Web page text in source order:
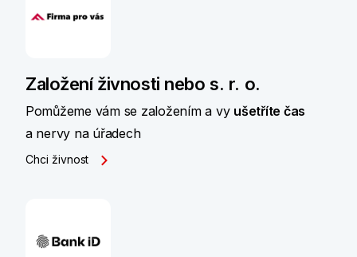
Založení živnosti nebo s. r. o.
Pomůžeme vám se založením a vy ušetříte čas
a nervy na úřadech
Chci živnost